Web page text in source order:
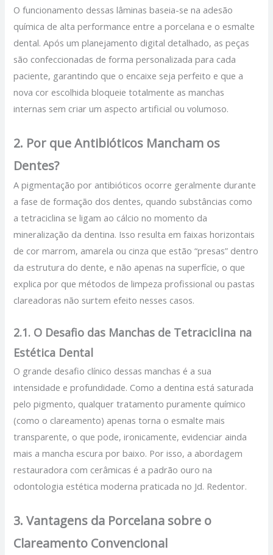
O funcionamento dessas lâminas baseia-se na adesão
química de alta performance entre a porcelana e o esmalte
dental. Após um planejamento digital detalhado, as peças
são confeccionadas de forma personalizada para cada
paciente, garantindo que o encaixe seja perfeito e que a
nova cor escolhida bloqueie totalmente as manchas
internas sem criar um aspecto artificial ou volumoso.
2. Por que Antibióticos Mancham os
Dentes?
A pigmentação por antibióticos ocorre geralmente durante
a fase de formação dos dentes, quando substâncias como
a tetraciclina se ligam ao cálcio no momento da
mineralização da dentina. Isso resulta em faixas horizontais
de cor marrom, amarela ou cinza que estão “presas” dentro
da estrutura do dente, e não apenas na superfície, o que
explica por que métodos de limpeza profissional ou pastas
clareadoras não surtem efeito nesses casos.
2.1. O Desafio das Manchas de Tetraciclina na
Estética Dental
O grande desafio clínico dessas manchas é a sua
intensidade e profundidade. Como a dentina está saturada
pelo pigmento, qualquer tratamento puramente químico
(como o clareamento) apenas torna o esmalte mais
transparente, o que pode, ironicamente, evidenciar ainda
mais a mancha escura por baixo. Por isso, a abordagem
restauradora com cerâmicas é a padrão ouro na
odontologia estética moderna praticada no Jd. Redentor.
3. Vantagens da Porcelana sobre o
Clareamento Convencional